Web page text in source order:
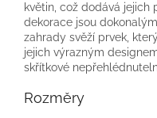
květin, což dodává jejich
dekorace jsou
zahrady svěží prvek,
jejich výrazným
skřítkové
Rozměry